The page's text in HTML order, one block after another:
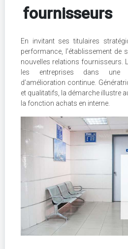
fournisseurs
En invitant ses titulaires
performance, l’établissement de
nouvelles relations fournisseurs.
les entreprises dans une
d’amélioration continue.
et qualitatifs, la démarche illustre
la fonction achats en interne.